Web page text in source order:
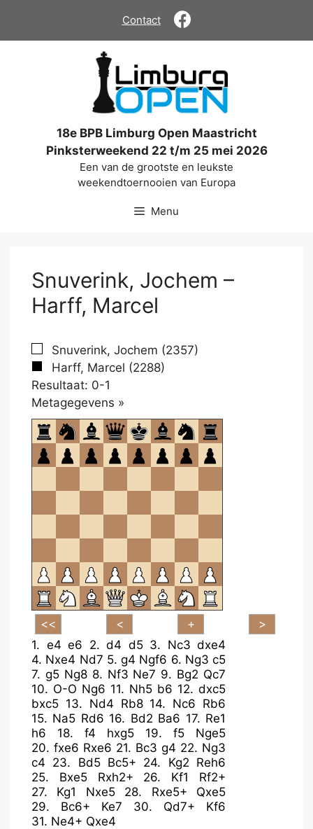
de
Contact
18e BPB Limburg Open Maastricht
Pinksterweekend 22 t/m 25 mei 2026
Een van de grootste en leukste
weekendtoernooien van Europa
Menu
Snuverink, Jochem –
Harff, Marcel
Snuverink, Jochem (2357)
Harff, Marcel (2288)
Resultaat: 0-1
Metagegevens »
om
te
openen.
1. e4 e6 2. d4 d5 3. Nc3 dxe4
4. Nxe4 Nd7 5. g4 Ngf6 6. Ng3 c5
7. g5 Ng8 8. Nf3 Ne7 9. Bg2 Qc7
10. O-O Ng6 11. Nh5 b6 12. dxc5
bxc5 13. Nd4 Rb8 14. Nc6 Rb6
15. Na5 Rd6 16. Bd2 Ba6 17. Re1
h6
18. f4 hxg5 19. f5
Nge5
20. fxe6 Rxe6 21. Bc3 g4 22. Ng3
c4 23. Bd5 Bc5+ 24. Kg2 Reh6
25. Bxe5 Rxh2+ 26. Kf1
Rf2+
27. Kg1 Nxe5 28. Rxe5+
Qxe5
29. Bc6+ Ke7 30. Qd7+
Kf6
31. Ne4+ Qxe4